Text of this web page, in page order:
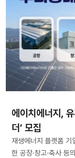
에이치에너지,
더’ 모집
재생에너지 플랫폼 기
한 공장·창고·축사 등